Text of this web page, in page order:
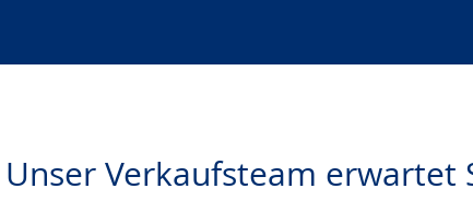
Unser Verkaufsteam erwartet